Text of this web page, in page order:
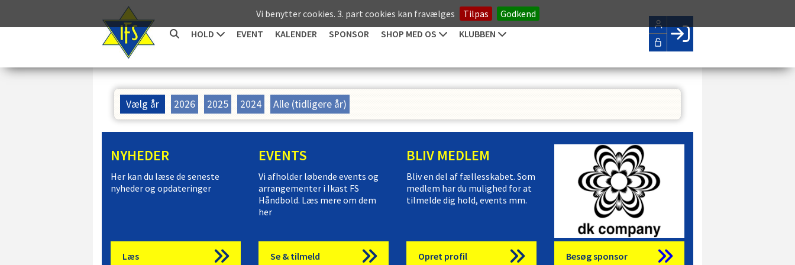
Vi benytter cookies. 3. part cookies kan fravælges Tilpas
Godkend
HOLD
EVENT KALENDER SPONSOR SHOP MED OS KLUBBEN
LOG IND
Vælg år 2026 2025 2024 Alle (tidligere år)
NYHEDER
Her kan du læse de seneste
nyheder og opdateringer
Læs
EVENTS
Vi afholder løbende events og
arrangementer i Ikast FS
Håndbold. Læs mere om dem
her
Se & tilmeld
BLIV MEDLEM
Bliv en del af fællesskabet. Som
medlem har du mulighed for at
tilmelde dig hold, events mm.
Opret profil